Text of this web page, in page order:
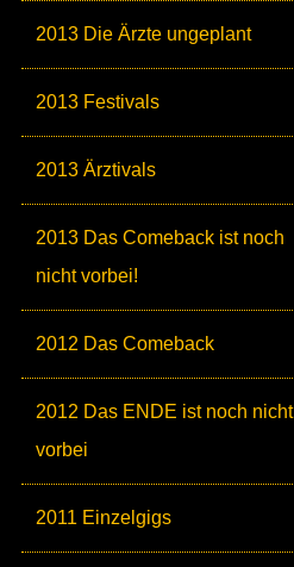
2013 Die Ärzte ungeplant
2013 Festivals
2013 Ärztivals
2013 Das Comeback ist noch
nicht vorbei!
2012 Das Comeback
2012 Das ENDE ist noch nicht
vorbei
2011 Einzelgigs